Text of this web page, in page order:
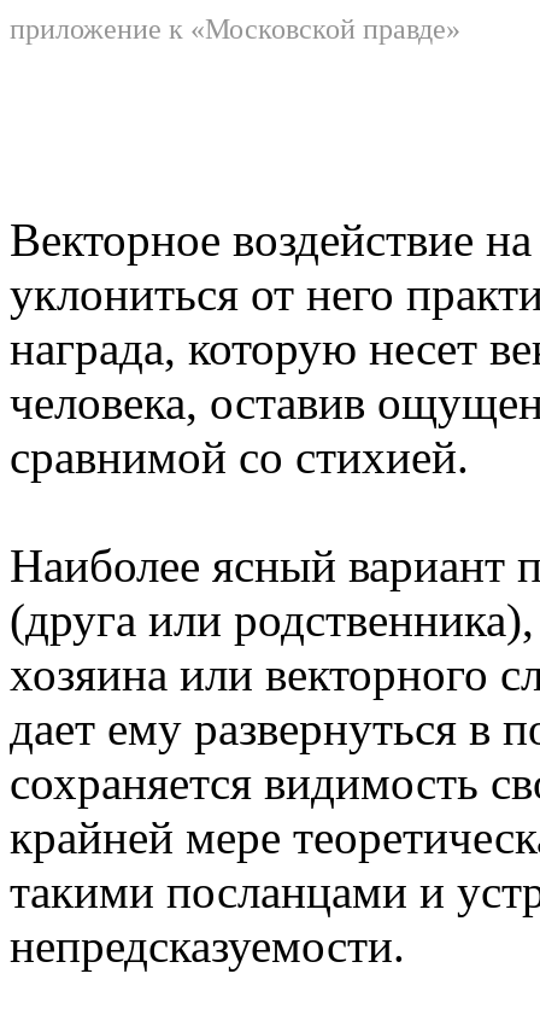
приложение к «Московской правде»
Векторное воздействие
уклониться от него
награда, которую несет
человека, оставив
сравнимой со стихией.
Наиболее ясный вариант
(друга или
хозяина или векторного
дает ему развернуться
сохраняется видимость
крайней мере
такими посланцами и
непредсказуемости.